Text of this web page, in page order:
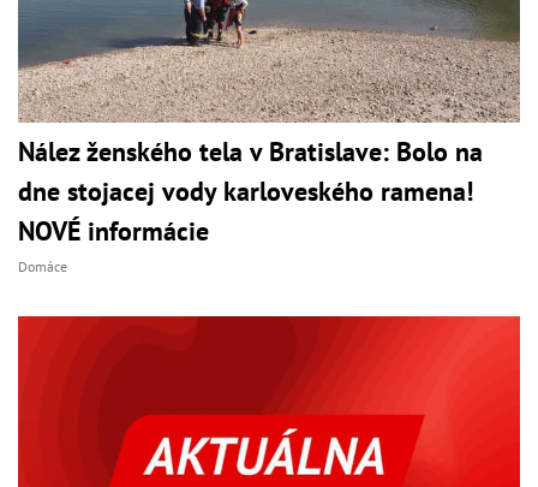
Nález ženského tela v Bratislave: Bolo na
dne stojacej vody karloveského ramena!
NOVÉ informácie
Domáce